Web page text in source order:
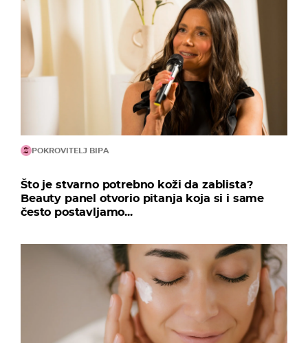
POKROVITELJ BIPA
Što je stvarno potrebno koži da zablista?
Beauty panel otvorio pitanja koja si i same
često postavljamo...